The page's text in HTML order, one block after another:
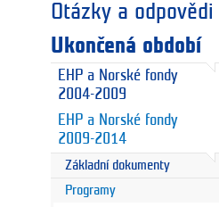
Otázky a odpovědi
Ukončená období
EHP a Norské fondy
2004-2009
EHP a Norské fondy
2009-2014
Základní dokumenty
Programy